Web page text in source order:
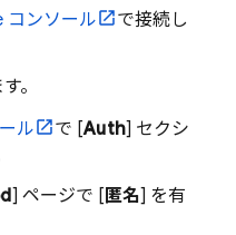
コンソール
で接続し
。
ル で [Auth] セクシ
] ページで [ 匿名] を有